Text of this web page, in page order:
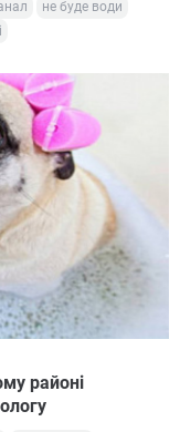
не буде води
районі